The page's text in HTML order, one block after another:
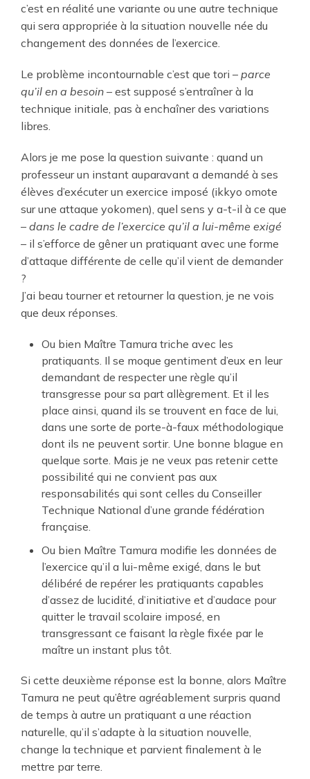
c’est en réalité une variante ou une autre technique
qui sera appropriée à la situation nouvelle née du
changement des données de l’exercice.
Le problème incontournable c’est que tori – parce
qu’il en a besoin – est supposé s’entraîner à la
technique initiale, pas à enchaîner des variations
libres.
Alors je me pose la question suivante : quand un
professeur un instant auparavant a demandé à ses
élèves d’exécuter un exercice imposé (ikkyo omote
sur une attaque yokomen), quel sens y a-t-il à ce que
– dans le cadre de l’exercice qu’il a lui-même exigé
– il s’efforce de gêner un pratiquant avec une forme
d’attaque différente de celle qu’il vient de demander
?
J’ai beau tourner et retourner la question, je ne vois
que deux réponses.
Ou bien Maître Tamura triche avec les
pratiquants. Il se moque gentiment d’eux en leur
demandant de respecter une règle qu’il
transgresse pour sa part allègrement. Et il les
place ainsi, quand ils se trouvent en face de lui,
dans une sorte de porte-à-faux méthodologique
dont ils ne peuvent sortir. Une bonne blague en
quelque sorte. Mais je ne veux pas retenir cette
possibilité qui ne convient pas aux
responsabilités qui sont celles du Conseiller
Technique National d’une grande fédération
française.
Ou bien Maître Tamura modifie les données de
l’exercice qu’il a lui-même exigé, dans le but
délibéré de repérer les pratiquants capables
d’assez de lucidité, d’initiative et d’audace pour
quitter le travail scolaire imposé, en
transgressant ce faisant la règle fixée par le
maître un instant plus tôt.
Si cette deuxième réponse est la bonne, alors Maître
Tamura ne peut qu’être agréablement surpris quand
de temps à autre un pratiquant a une réaction
naturelle, qu’il s’adapte à la situation nouvelle,
change la technique et parvient finalement à le
mettre par terre.